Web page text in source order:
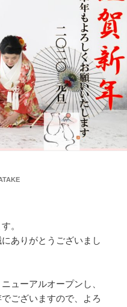
。
ありがとうございまし
ューアルオープンし、
ございますので、よろ